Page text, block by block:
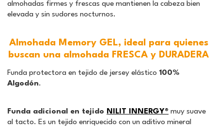
almohadas firmes y frescas que mantienen la cabeza bien
elevada y sin sudores nocturnos.
Almohada Memory GEL, ideal para quienes
buscan una almohada FRESCA y DURADERA
Funda protectora en tejido de jersey elástico 100%
Algodón.
Funda adicional en tejido NILIT INNERGY® muy suave
al tacto. Es un tejido enriquecido con un aditivo mineral